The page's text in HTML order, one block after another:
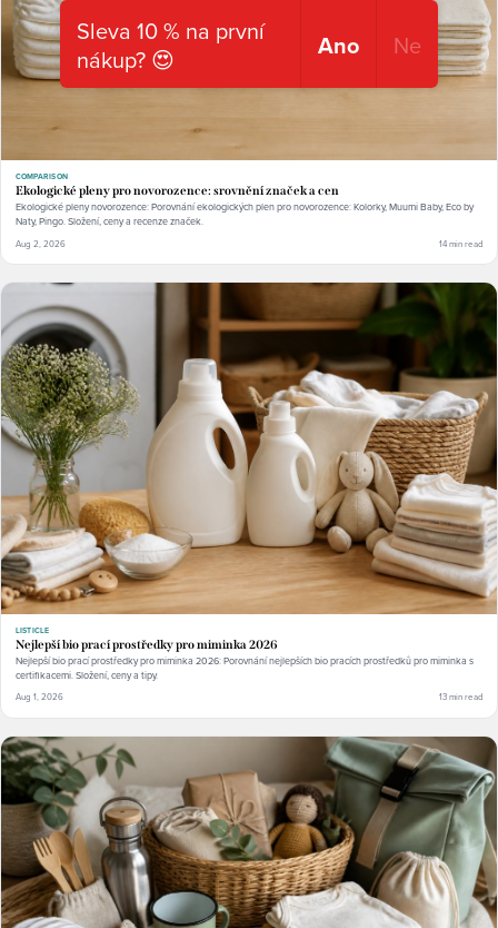
COMPARISON
Ekologické pleny pro novorozence: srovnění značek a cen
Ekologické pleny novorozence: Porovnání ekologických plen pro novorozence: Kolorky, Muumi Baby, Eco by
Naty, Pingo. Složení, ceny a recenze značek.
Aug 2, 2026 14 min read
LISTICLE
Nejlepší bio prací prostředky pro miminka 2026
Nejlepší bio prací prostředky pro miminka 2026: Porovnání nejlepších bio pracích prostředků pro miminka s
certifikacemi. Složení, ceny a tipy.
Aug 1, 2026 13 min read
Sleva 10 % na první
nákup? 😍
Ano Ne